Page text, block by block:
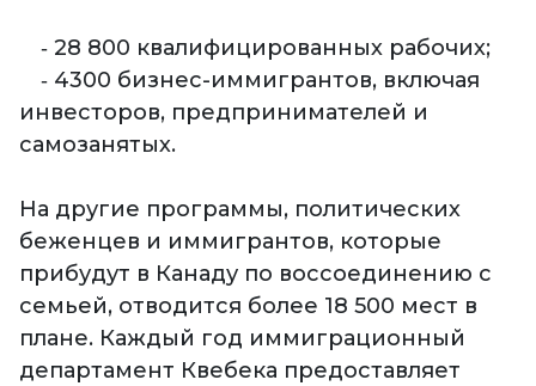
‐ 28 800 квалифицированных рабочих;
‐ 4300 бизнес-иммигрантов, включая
инвесторов, предпринимателей и
самозанятых.
На другие программы, политических
беженцев и иммигрантов, которые
прибудут в Канаду по воссоединению с
семьей, отводится более 18 500 мест в
плане. Каждый год иммиграционный
департамент Квебека предоставляет